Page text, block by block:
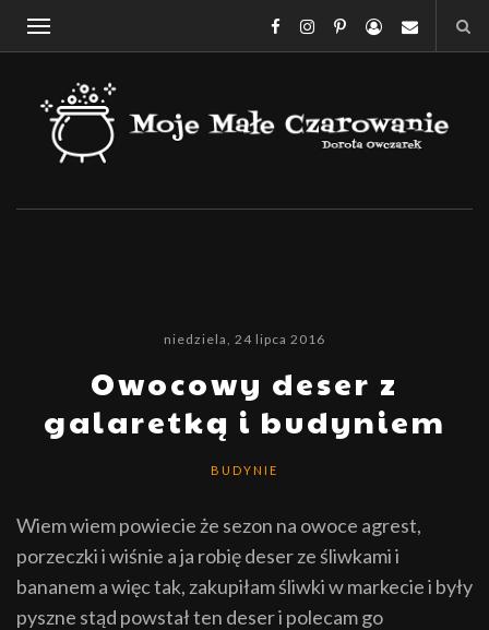
niedziela, 24 lipca 2016
Owocowy deser z
galaretką i budyniem
BUDYNIE
Wiem wiem powiecie że sezon na owoce agrest,
porzeczki i wiśnie a ja robię deser ze śliwkami i
bananem a więc tak, zakupiłam śliwki w markecie i były
pyszne stąd powstał ten deser i polecam go